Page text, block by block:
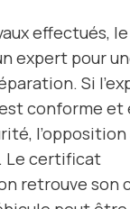
effectués,
expert pour
Si
conforme et
Le certificat
retrouve son